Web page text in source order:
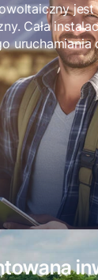
jest
Cała
uruchamiania